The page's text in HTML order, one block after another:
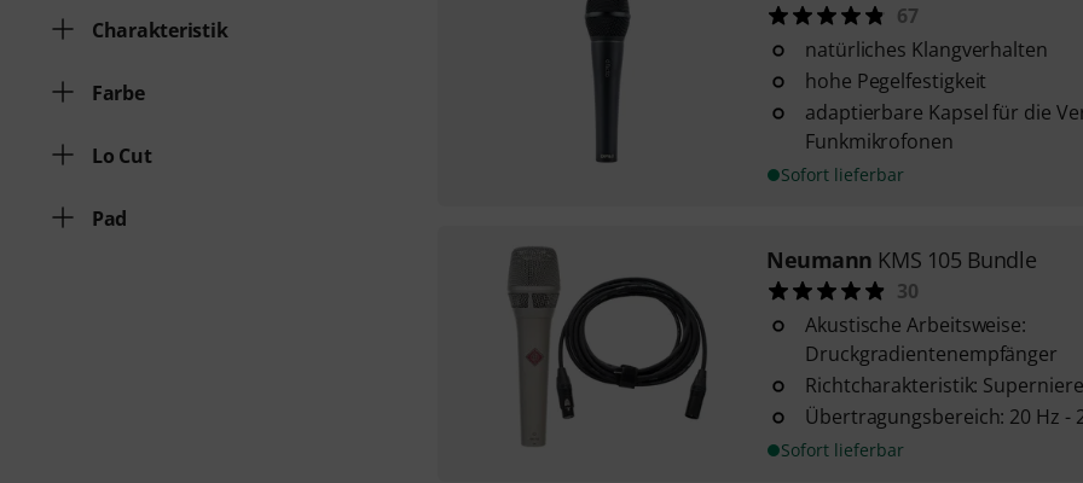
Charakteristik
Farbe
Lo Cut
Pad
67
natürliches Klangverhalten
hohe Pegelfestigkeit
adaptierbare Kapsel für die
Funkmikrofonen
Sofort lieferbar
Neumann KMS 105 Bundle
30
Akustische Arbeitsweise:
Druckgradientenempfänger
Richtcharakteristik: Superniere
Übertragungsbereich: 20 Hz -
Sofort lieferbar